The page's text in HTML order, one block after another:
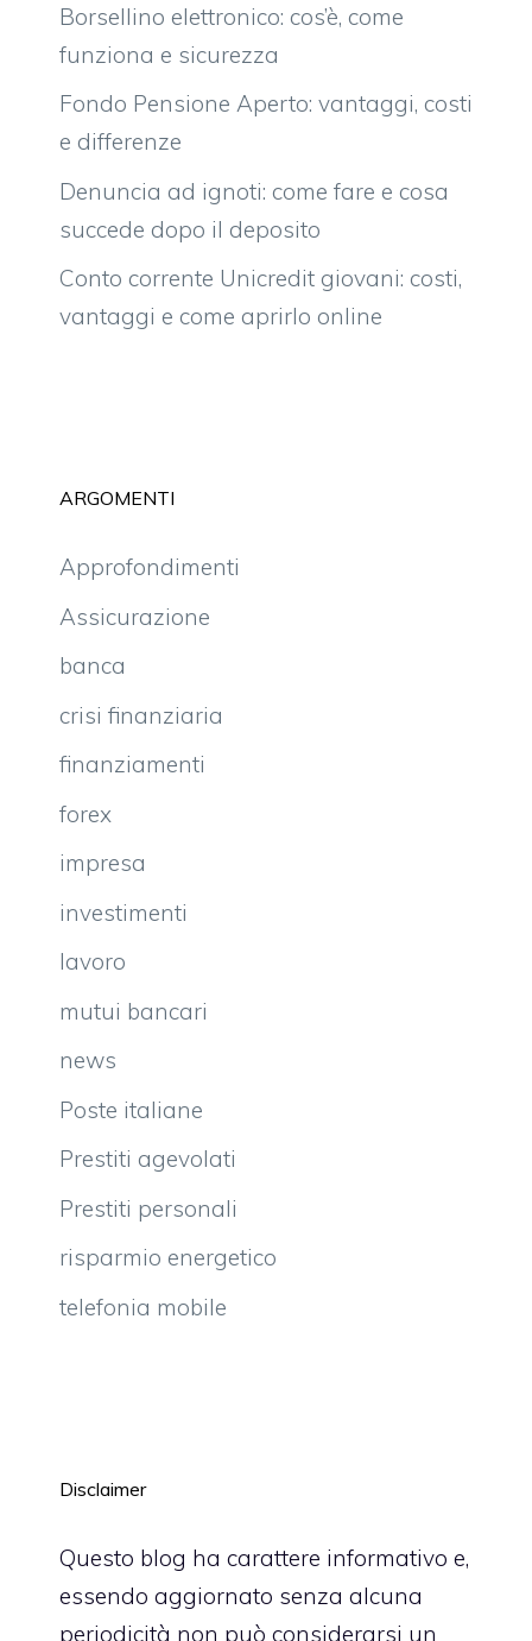
Borsellino elettronico: cos’è, come
funziona e sicurezza
Fondo Pensione Aperto: vantaggi, costi
e differenze
Denuncia ad ignoti: come fare e cosa
succede dopo il deposito
Conto corrente Unicredit giovani: costi,
vantaggi e come aprirlo online
ARGOMENTI
Approfondimenti
Assicurazione
banca
crisi finanziaria
finanziamenti
forex
impresa
investimenti
lavoro
mutui bancari
news
Poste italiane
Prestiti agevolati
Prestiti personali
risparmio energetico
telefonia mobile
Disclaimer
Questo blog ha carattere informativo e,
essendo aggiornato senza alcuna
periodicità non può considerarsi un